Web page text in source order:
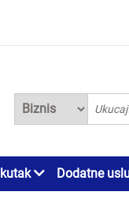
Dodatne